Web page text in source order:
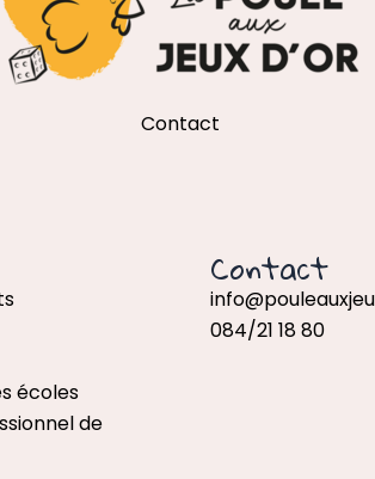
Contact
écoles
de
Contact
084/21 18 80